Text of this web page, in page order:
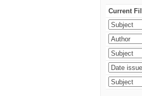
Current